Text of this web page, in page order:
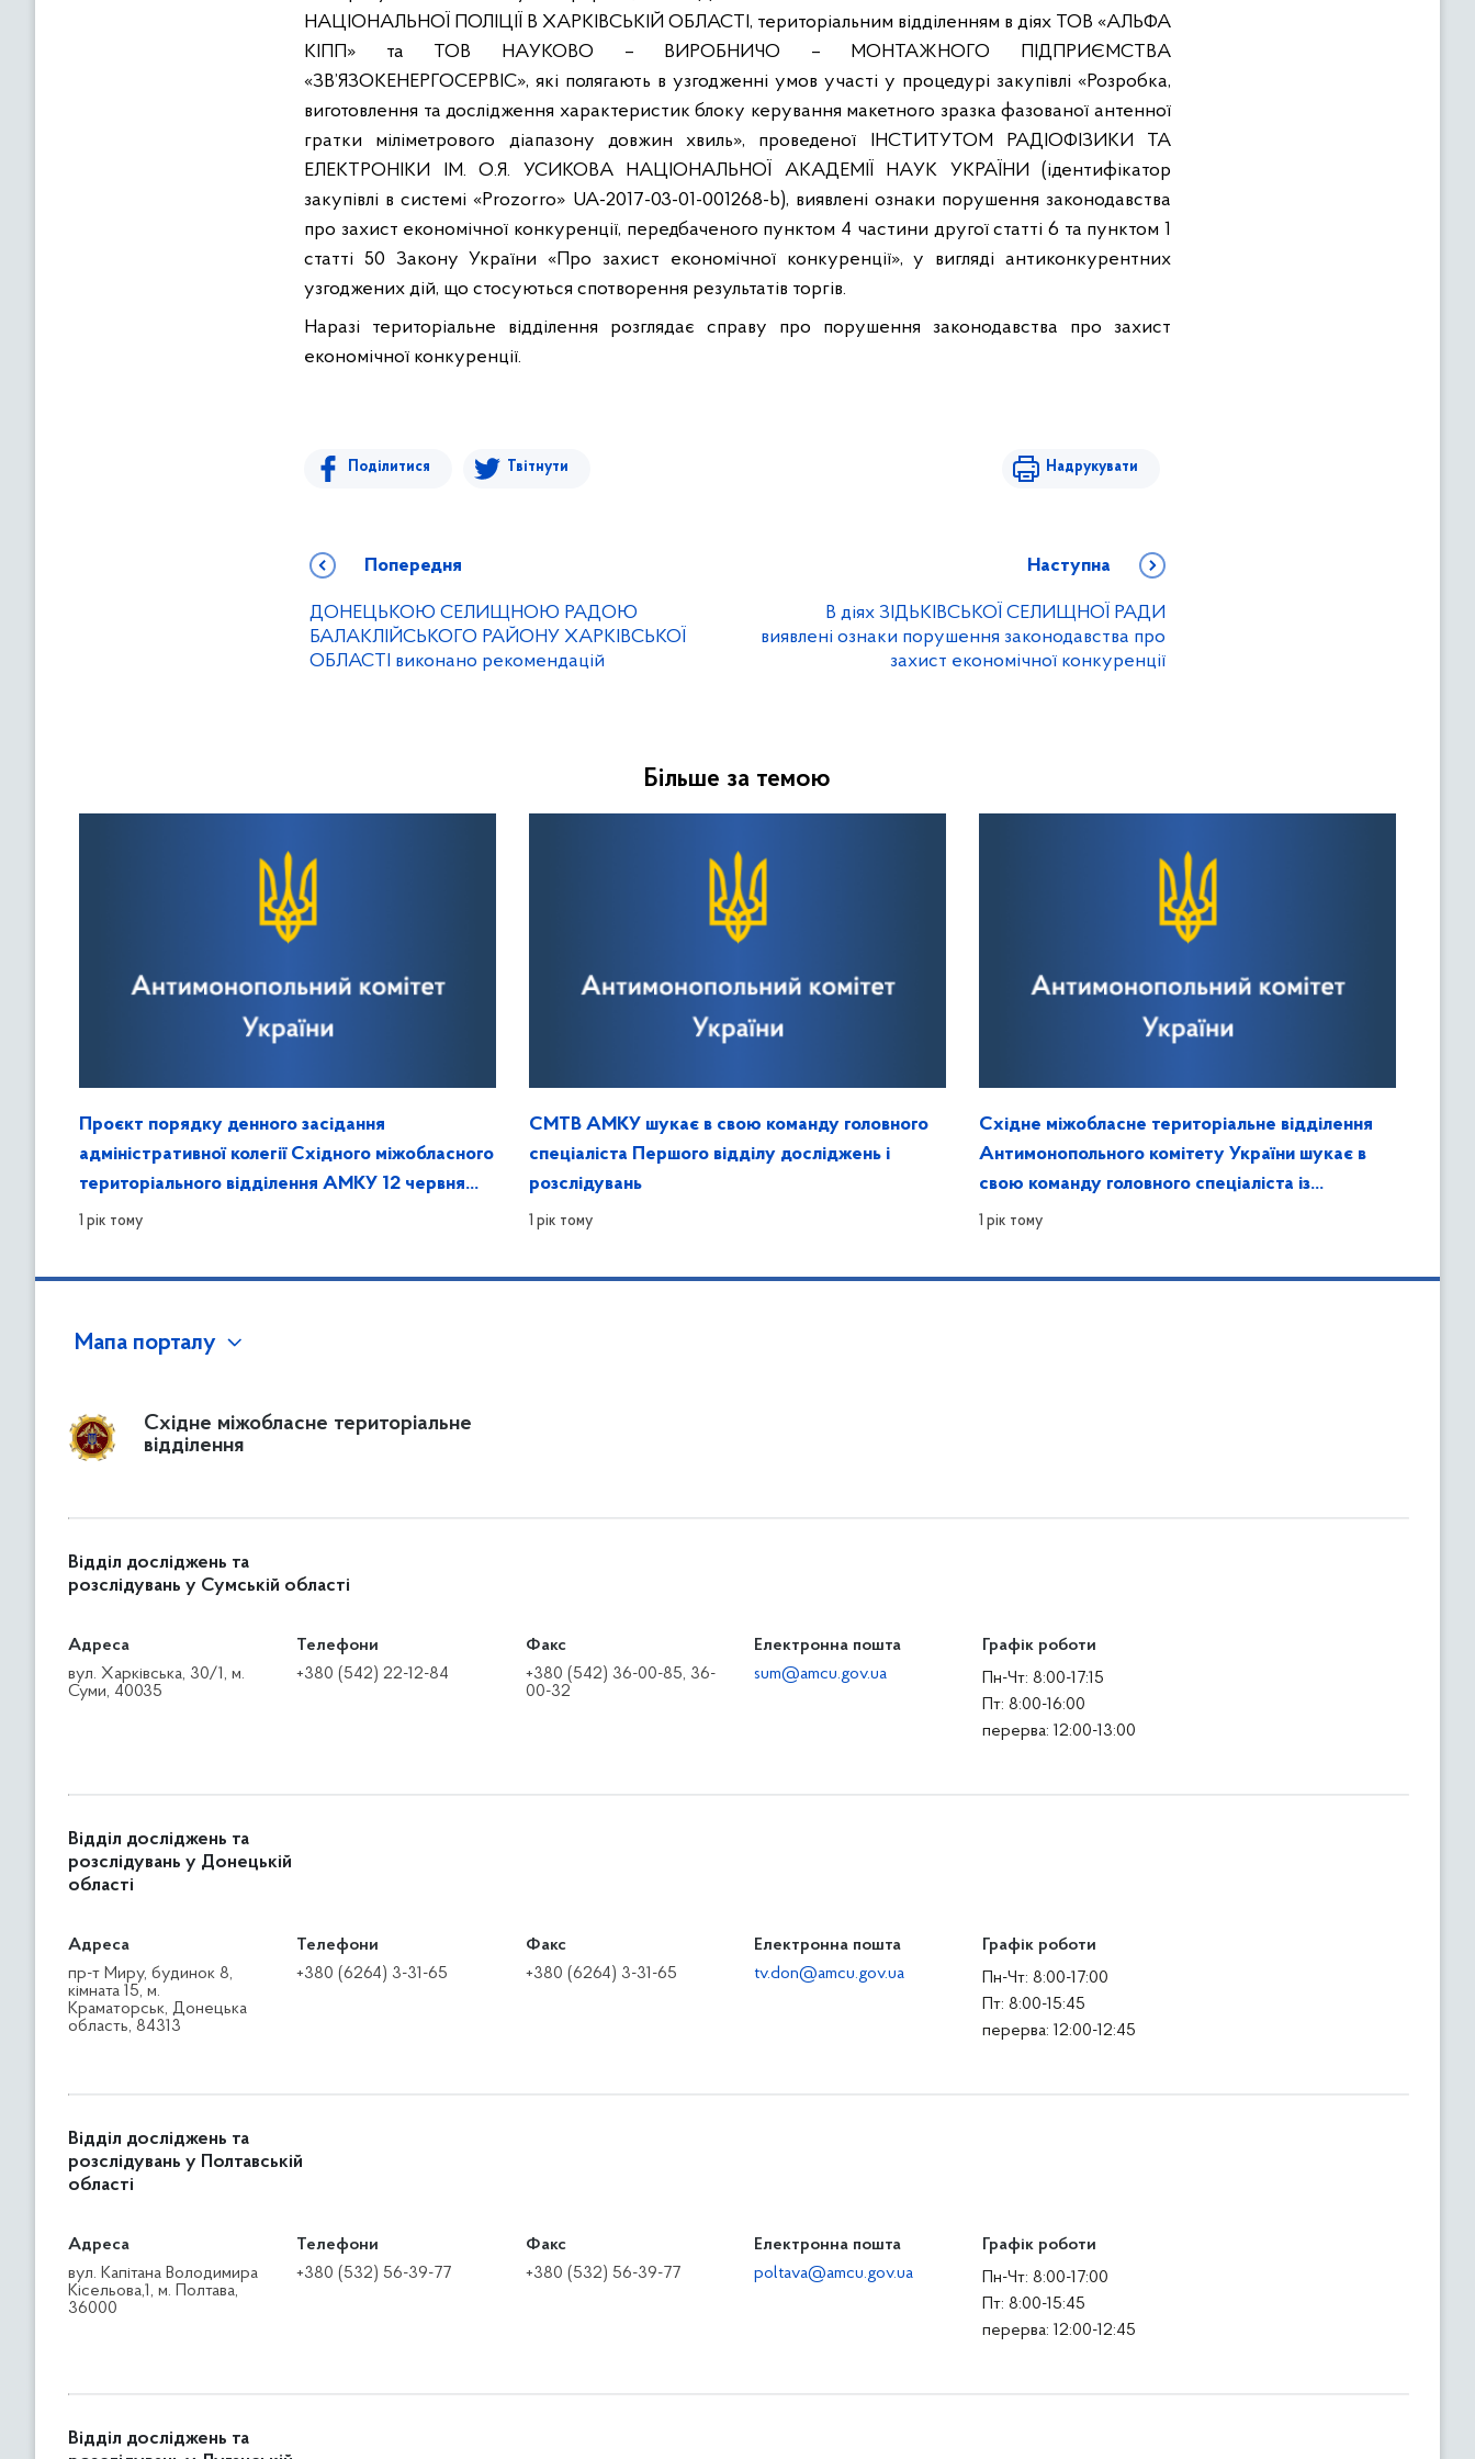
НАЦІОНАЛЬНОЇ ПОЛІЦІЇ В ХАРКІВСЬКІЙ ОБЛАСТІ, територіальним відділенням в діях ТОВ «АЛЬФА
КІПП» та ТОВ НАУКОВО – ВИРОБНИЧО – МОНТАЖНОГО ПІДПРИЄМСТВА
«ЗВ’ЯЗОКЕНЕРГОСЕРВІС», які полягають в узгодженні умов участі у процедурі закупівлі «Розробка,
виготовлення та дослідження характеристик блоку керування макетного зразкафазованої антенної
гратки міліметрового діапазону довжин хвиль», проведеної ІНСТИТУТОМ РАДІОФІЗИКИ ТА
ЕЛЕКТРОНІКИ ІМ. О.Я. УСИКОВА НАЦІОНАЛЬНОЇ АКАДЕМІЇ НАУК УКРАЇНИ (ідентифікатор
закупівлі в системі «Prozorro» UA-2017-03-01-001268-b), виявлені ознаки порушення законодавства
про захист економічної конкуренції, передбаченого пунктом 4 частини другої статті 6 та пунктом 1
статті 50 Закону України «Про захист економічної конкуренції», у вигляді антиконкурентних
узгоджених дій, що стосуються спотворення результатів торгів.
Наразі
територіальне відділення розглядає справу про порушення законодавства про захист
економічної конкуренції.
Поділитися Твітнути Надрукувати
Попередня
ДОНЕЦЬКОЮ СЕЛИЩНОЮ РАДОЮ
БАЛАКЛІЙСЬКОГО РАЙОНУ ХАРКІВСЬКОЇ
ОБЛАСТІ виконано рекомендацій
Наступна
В діях ЗІДЬКІВСЬКОЇ СЕЛИЩНОЇ РАДИ
виявлені ознаки порушення законодавства про
захист економічної конкуренції
Більше за темою
Проєкт порядку денного засідання
адміністративної колегії Східного міжобласного
територіального відділення АМКУ 12 червня
2025 року
1 рік тому
СМТВ АМКУ шукає в свою команду головного
спеціаліста Першого відділу досліджень і
розслідувань
1 рік тому
Східне міжобласне територіальне відділення
Антимонопольного комітету України шукає в
свою команду головного спеціаліста із
забезпечення захисту інформації та контролю
1 рік тому
Мапа порталу
Східне міжобласне територіальне
відділення
Відділ досліджень та
розслідувань у Сумській області
Адреса
вул. Харківська, 30/1, м.
Суми, 40035
Телефони
+380 (542) 22-12-84
Факс
+380 (542) 36-00-85, 36-
00-32
Електронна пошта
sum@amcu.gov.ua
Графік роботи
Пн-Чт: 8:00-17:15
Пт: 8:00-16:00
перерва: 12:00-13:00
Відділ досліджень та
розслідувань у Донецькій
області
Адреса
пр-т Миру, будинок 8,
кімната 15, м.
Краматорськ, Донецька
область, 84313
Телефони
+380 (6264) 3-31-65
Факс
+380 (6264) 3-31-65
Електронна пошта
tv.don@amcu.gov.ua
Графік роботи
Пн-Чт: 8:00-17:00
Пт: 8:00-15:45
перерва: 12:00-12:45
Відділ досліджень та
розслідувань у Полтавській
області
Адреса
вул. Капітана Володимира
Кісельова,1, м. Полтава,
36000
Телефони
+380 (532) 56-39-77
Факс
+380 (532) 56-39-77
Електронна пошта
poltava@amcu.gov.ua
Графік роботи
Пн-Чт: 8:00-17:00
Пт: 8:00-15:45
перерва: 12:00-12:45
Відділ досліджень та